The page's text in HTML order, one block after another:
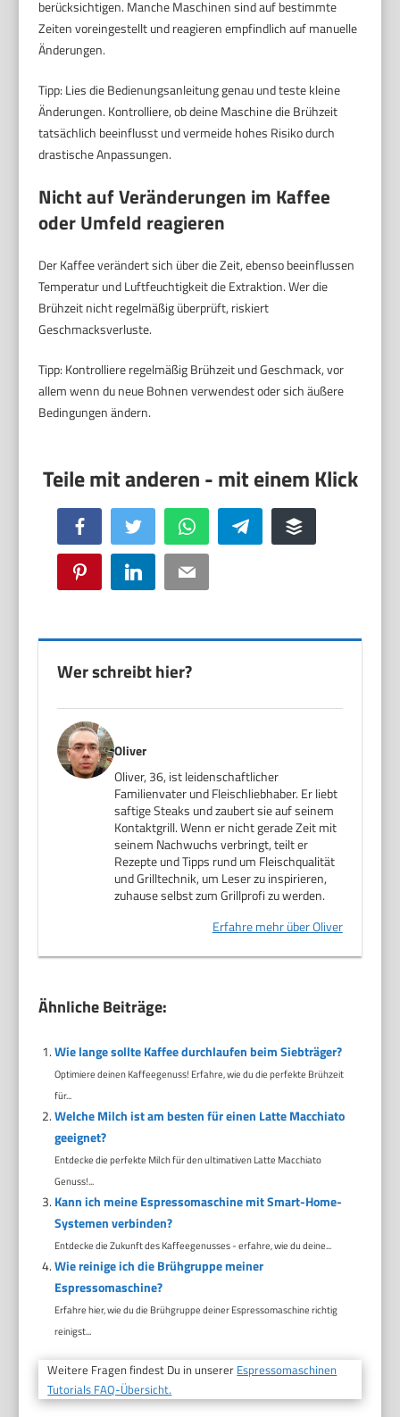
berücksichtigen. Manche Maschinen sind auf bestimmte
Zeiten voreingestellt und reagieren empfindlich auf manuelle
Änderungen.
Tipp: Lies die Bedienungsanleitung genau und teste kleine
Änderungen. Kontrolliere, ob deine Maschine die Brühzeit
tatsächlich beeinflusst und vermeide hohes Risiko durch
drastische Anpassungen.
Nicht auf Veränderungen im Kaffee
oder Umfeld reagieren
Der Kaffee verändert sich über die Zeit, ebenso beeinflussen
Temperatur und Luftfeuchtigkeit die Extraktion. Wer die
Brühzeit nicht regelmäßig überprüft, riskiert
Geschmacksverluste.
Tipp: Kontrolliere regelmäßig Brühzeit und Geschmack, vor
allem wenn du neue Bohnen verwendest oder sich äußere
Bedingungen ändern.
Facebook Twitter WhatsApp Telegram Buffer
Pinterest LinkedIn Email
Wer schreibt hier?
Oliver
Oliver, 36, ist leidenschaftlicher
Familienvater und Fleischliebhaber. Er liebt
saftige Steaks und zaubert sie auf seinem
Kontaktgrill. Wenn er nicht gerade Zeit mit
seinem Nachwuchs verbringt, teilt er
Rezepte und Tipps rund um Fleischqualität
und Grilltechnik, um Leser zu inspirieren,
zuhause selbst zum Grillprofi zu werden.
Erfahre mehr über Oliver
Ähnliche Beiträge:
Wie lange sollte Kaffee durchlaufen beim Siebträger?
Optimiere deinen Kaffeegenuss! Erfahre, wie du die perfekte Brühzeit
für...
Welche Milch ist am besten für einen Latte Macchiato
geeignet?
Entdecke die perfekte Milch für den ultimativen Latte Macchiato
Genuss!...
Kann ich meine Espressomaschine mit Smart-Home-
Systemen verbinden?
Entdecke die Zukunft des Kaffeegenusses - erfahre, wie du deine...
Wie reinige ich die Brühgruppe meiner
Espressomaschine?
Erfahre hier, wie du die Brühgruppe deiner Espressomaschine richtig
reinigst...
Weitere Fragen findest Du in unserer Espressomaschinen
Tutorials FAQ-Übersicht.